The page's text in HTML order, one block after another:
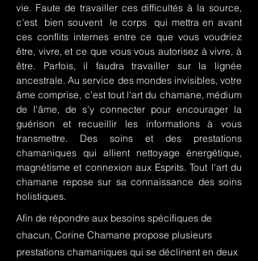
vie. Faute de travailler ces difficultés à la source,
c'est bien souvent le corps qui mettra en avant
ces conflits internes entre ce que vous voudriez
être, vivre, et ce que vous vous autorisez à vivre, à
être. Parfois, il faudra travailler sur la lignée
ancestrale. Au service des mondes invisibles, votre
âme comprise, c'est tout l'art du chamane, médium
de l'âme, de s'y connecter pour encourager la
guérison et recueillir les informations à vous
transmettre. Des soins et des prestations
chamaniques qui allient nettoyage énergétique,
magnétisme et connexion aux Esprits. Tout l'art du
chamane repose sur sa connaissance des soins
holistiques.
Afin de répondre aux besoins spécifiques de
chacun, Corine Chamane propose plusieurs
prestations chamaniques qui se déclinent en deux